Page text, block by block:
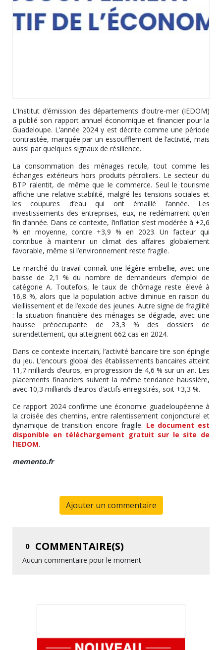
L’Institut d’émission des départements d’outre-mer (IEDOM)
a publié son rapport annuel économique et financier pour la
Guadeloupe. L’année 2024 y est décrite comme une période
contrastée, marquée par un essoufflement de l’activité, mais
aussi par quelques signaux de résilience.
La consommation des ménages recule, tout comme les
échanges extérieurs hors produits pétroliers. Le secteur du
BTP ralentit, de même que le commerce. Seul le tourisme
affiche une relative stabilité, malgré les tensions sociales et
les coupures d’eau qui ont émaillé l’année. Les
investissements des entreprises, eux, ne redémarrent qu’en
fin d’année. Dans ce contexte, l’inflation s’est modérée à +2,6
% en moyenne, contre +3,9 % en 2023. Un facteur qui
contribue à maintenir un climat des affaires globalement
favorable, même si l’environnement reste fragile.
Le marché du travail connaît une légère embellie, avec une
baisse de 2,1 % du nombre de demandeurs d’emploi de
catégorie A. Toutefois, le taux de chômage reste élevé à
16,8 %, alors que la population active diminue en raison du
vieillissement et de l’exode des jeunes. Autre signe de fragilité
: la situation financière des ménages se dégrade, avec une
hausse préoccupante de 23,3 % des dossiers de
surendettement, qui atteignent 662 cas en 2024.
Dans ce contexte incertain, l’activité bancaire tire son épingle
du jeu. L’encours global des établissements bancaires atteint
11,7 milliards d’euros, en progression de 4,6 % sur un an. Les
placements financiers suivent la même tendance haussière,
avec 10,3 milliards d’euros d’actifs enregistrés, soit +3,3 %.
Ce rapport 2024 confirme une économie guadeloupéenne à
la croisée des chemins, entre ralentissement conjoncturel et
dynamique de transition encore fragile. Le document est
disponible en téléchargement gratuit sur le site de
l’IEDOM.
memento.fr
Ajouter un commentaire
0 COMMENTAIRE(S)
Aucun commentaire pour le moment